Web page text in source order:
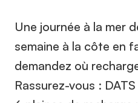
Une journée à la mer
semaine à la côte en
demandez où
Rassurez-vous :